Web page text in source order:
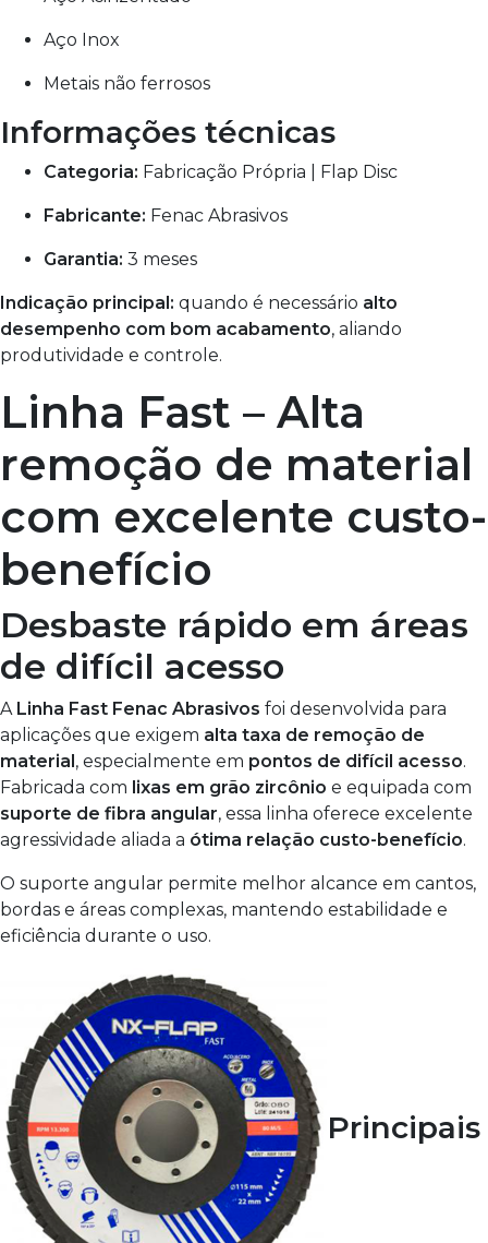
Aço Inox
Metais não ferrosos
Informações técnicas
Categoria: Fabricação Própria | Flap Disc
Fabricante: Fenac Abrasivos
Garantia: 3 meses
Indicação principal: quando é necessário alto
desempenho com bom acabamento, aliando
produtividade e controle.
Linha Fast – Alta
remoção de material
com excelente custo-
benefício
Desbaste rápido em áreas
de difícil acesso
A Linha Fast Fenac Abrasivos foi desenvolvida para
aplicações que exigem alta taxa de remoção de
material, especialmente em pontos de difícil acesso.
Fabricada com lixas em grão zircônio e equipada com
suporte de fibra angular, essa linha oferece excelente
agressividade aliada a ótima relação custo-benefício.
O suporte angular permite melhor alcance em cantos,
bordas e áreas complexas, mantendo estabilidade e
eficiência durante o uso.
Principais